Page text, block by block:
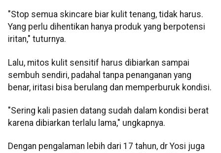
"Stop semua skincare biar kulit tenang, tidak harus.
Yang perlu dihentikan hanya produk yang berpotensi
iritan," tuturnya.
Lalu, mitos kulit sensitif harus dibiarkan sampai
sembuh sendiri, padahal tanpa penanganan yang
benar, iritasi bisa berulang dan memperburuk kondisi.
"Sering kali pasien datang sudah dalam kondisi berat
karena dibiarkan terlalu lama," ungkapnya.
Dengan pengalaman lebih dari 17 tahun, dr Yosi juga